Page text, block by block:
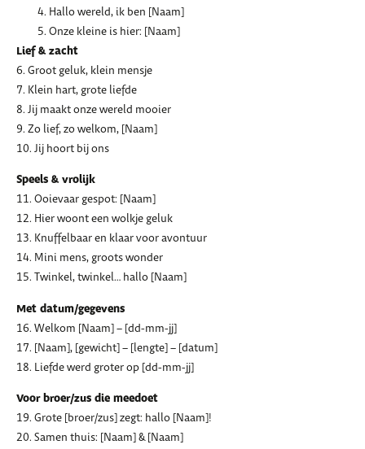
Hallo wereld, ik ben [Naam]
Onze kleine is hier: [Naam]
Lief & zacht
6. Groot geluk, klein mensje
7. Klein hart, grote liefde
8. Jij maakt onze wereld mooier
9. Zo lief, zo welkom, [Naam]
10. Jij hoort bij ons
Speels & vrolijk
11. Ooievaar gespot: [Naam]
12. Hier woont een wolkje geluk
13. Knuffelbaar en klaar voor avontuur
14. Mini mens, groots wonder
15. Twinkel, twinkel… hallo [Naam]
Met datum/gegevens
16. Welkom [Naam] – [dd-mm-jj]
17. [Naam], [gewicht] – [lengte] – [datum]
18. Liefde werd groter op [dd-mm-jj]
Voor broer/zus die meedoet
19. Grote [broer/zus] zegt: hallo [Naam]!
20. Samen thuis: [Naam] & [Naam]